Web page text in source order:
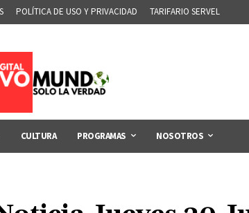
POLÍTICA DE USO Y PRIVACIDAD TARIFARIO SERVEL
CULTURA PROGRAMAS NOSOTROS